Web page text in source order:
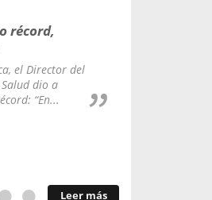
récord,
el Director del
dio a
“En...
Leer más